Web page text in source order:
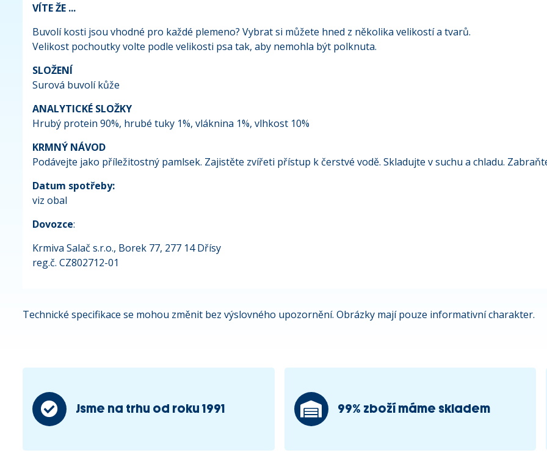
VÍTE ŽE ...
Buvolí kosti jsou vhodné pro každé plemeno? Vybrat si můžete hned z několika velikostí a tvarů.
Velikost pochoutky volte podle velikosti psa tak, aby nemohla být polknuta.
SLOŽENÍ
Surová buvolí kůže
ANALYTICKÉ SLOŽKY
Hrubý protein 90%, hrubé tuky 1%, vláknina 1%, vlhkost 10%
KRMNÝ NÁVOD
Podávejte jako příležitostný pamlsek. Zajistěte zvířeti přístup k čerstvé vodě. Skladujte v suchu a chladu.
Datum spotřeby:
viz obal
Dovozce:
Krmiva Salač s.r.o., Borek 77, 277 14 Dřísy
reg.č. CZ802712-01
Technické specifikace se mohou změnit bez výslovného upozornění. Obrázky mají pouze informativní charakter.
Jsme na trhu od roku 1991 99% zboží máme skladem